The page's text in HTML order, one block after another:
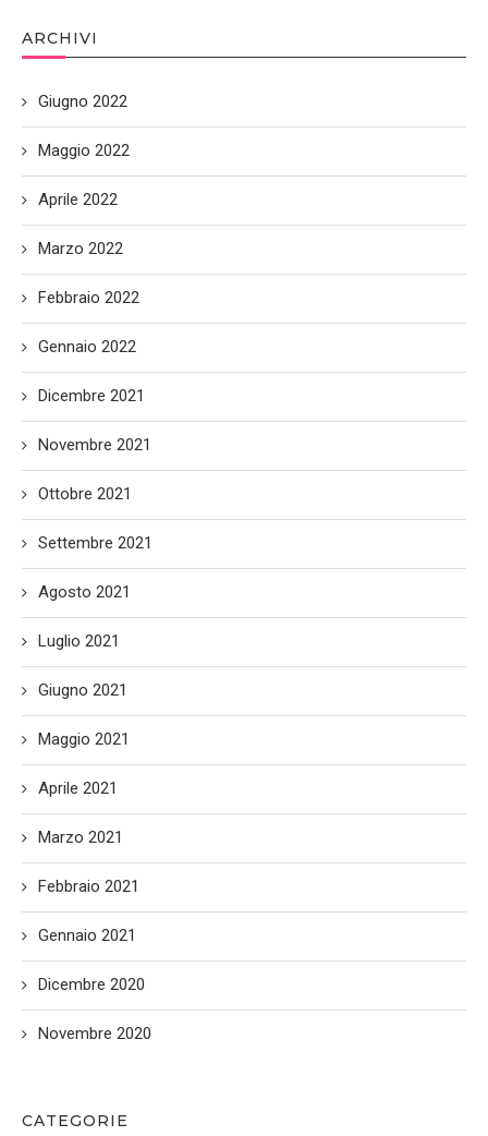
ARCHIVI
Giugno 2022
Maggio 2022
Aprile 2022
Marzo 2022
Febbraio 2022
Gennaio 2022
Dicembre 2021
Novembre 2021
Ottobre 2021
Settembre 2021
Agosto 2021
Luglio 2021
Giugno 2021
Maggio 2021
Aprile 2021
Marzo 2021
Febbraio 2021
Gennaio 2021
Dicembre 2020
Novembre 2020
CATEGORIE